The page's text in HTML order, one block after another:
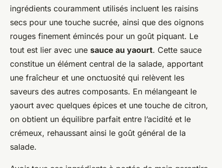
ingrédients couramment utilisés incluent les raisins
secs pour une touche sucrée, ainsi que des oignons
rouges finement émincés pour un goût piquant. Le
tout est lier avec une sauce au yaourt. Cette sauce
constitue un élément central de la salade, apportant
une fraîcheur et une onctuosité qui relèvent les
saveurs des autres composants. En mélangeant le
yaourt avec quelques épices et une touche de citron,
on obtient un équilibre parfait entre l’acidité et le
crémeux, rehaussant ainsi le goût général de la
salade.